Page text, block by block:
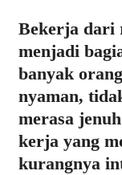
Bekerja dari
menjadi
banyak
nyaman,
merasa
kerja yang
kurangnya